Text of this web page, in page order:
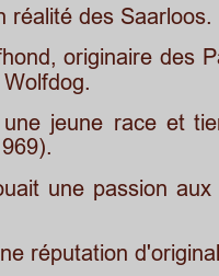
réalité des Saarloos.
originaire des
une jeune race et
une passion aux
réputation